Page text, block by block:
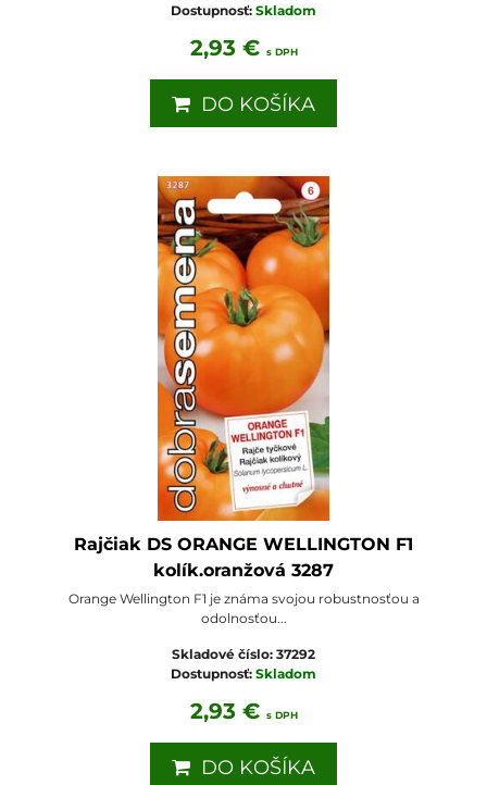
Dostupnosť: Skladom
2,93 € s DPH
DO KOŠÍKA
Rajčiak DS ORANGE WELLINGTON F1
kolík.oranžová 3287
Orange Wellington F1 je známa svojou robustnosťou a
odolnosťou...
Skladové číslo: 37292
Dostupnosť: Skladom
2,93 € s DPH
DO KOŠÍKA